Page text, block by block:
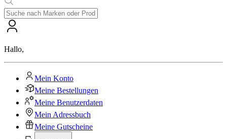
Hallo,
Mein Konto
Meine Bestellungen
Meine Benutzerdaten
Mein Adressbuch
Meine Gutscheine